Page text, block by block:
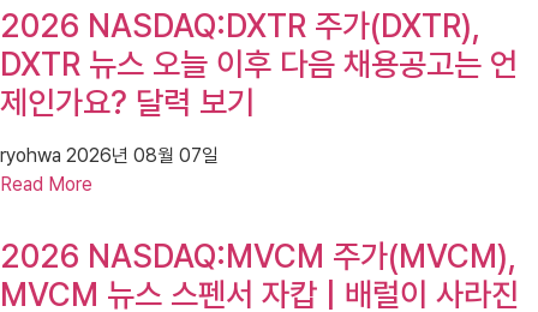
2026 NASDAQ:DXTR 주가(DXTR),
DXTR 뉴스 오늘 이후 다음 채용공고는 언
제인가요? 달력 보기
ryohwa 2026년 08월 07일
Read More
2026 NASDAQ:MVCM 주가(MVCM),
MVCM 뉴스 스펜서 자캅 | 배럴이 사라진